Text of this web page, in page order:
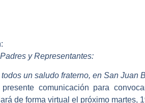
y Representantes:
un saludo fraterno, en San Juan
comunicación para
de forma virtual el próximo martes,